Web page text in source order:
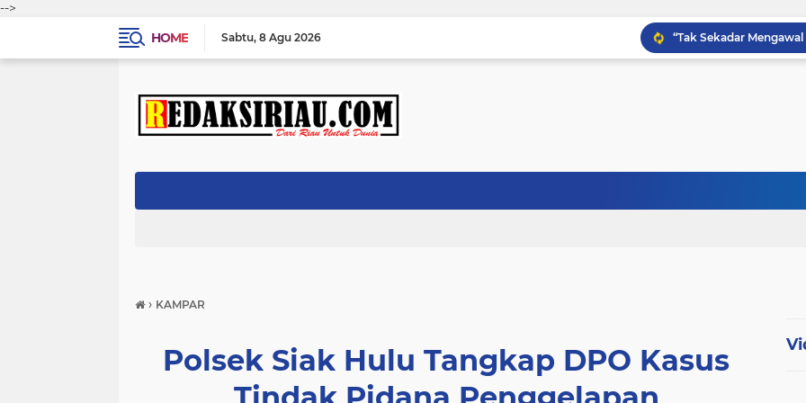
-->
HOME
Sabtu 8 Agu 2026
Babinsa Koptu K.
› KAMPAR
Polsek Siak Hulu Tangkap DPO Kasus